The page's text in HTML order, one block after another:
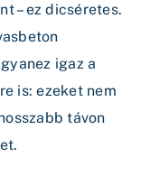
– ez dicséretes.
igaz a
is: ezeket nem
távon